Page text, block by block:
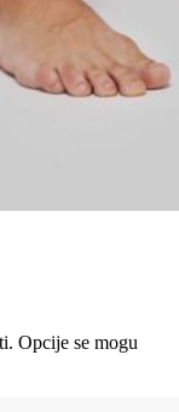
Opcije se mogu